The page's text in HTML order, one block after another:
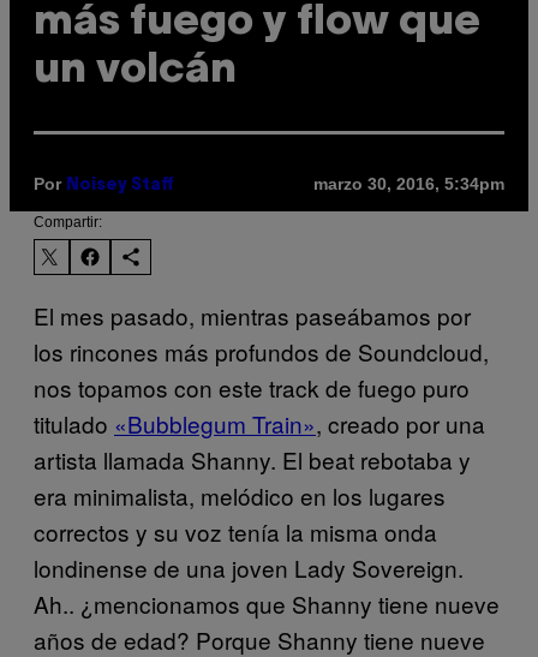
más fuego y flow que
un volcán
Por Noisey Staff marzo 30, 2016, 5:34pm
Compartir:
El mes pasado, mientras paseábamos por
los rincones más profundos de Soundcloud,
nos topamos con este track de fuego puro
titulado «Bubblegum Train», creado por una
artista llamada Shanny. El beat rebotaba y
era minimalista, melódico en los lugares
correctos y su voz tenía la misma onda
londinense de una joven Lady Sovereign.
Ah.. ¿mencionamos que Shanny tiene nueve
años de edad? Porque Shanny tiene nueve